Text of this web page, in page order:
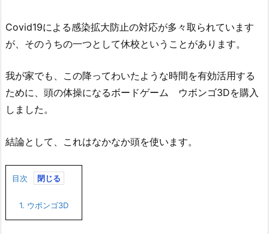
Covid19による感染拡大防止の対応が多々取られています
が、そのうちの一つとして休校ということがあります。
我が家でも、この降ってわいたような時間を有効活用する
ために、頭の体操になるボードゲーム ウボンゴ3Dを購入
しました。
結論として、これはなかなか頭を使います。
目次
1. ウボンゴ3D